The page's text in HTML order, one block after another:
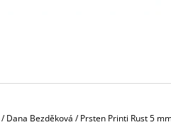
/ Dana Bezděková / Prsten Printi Rust 5